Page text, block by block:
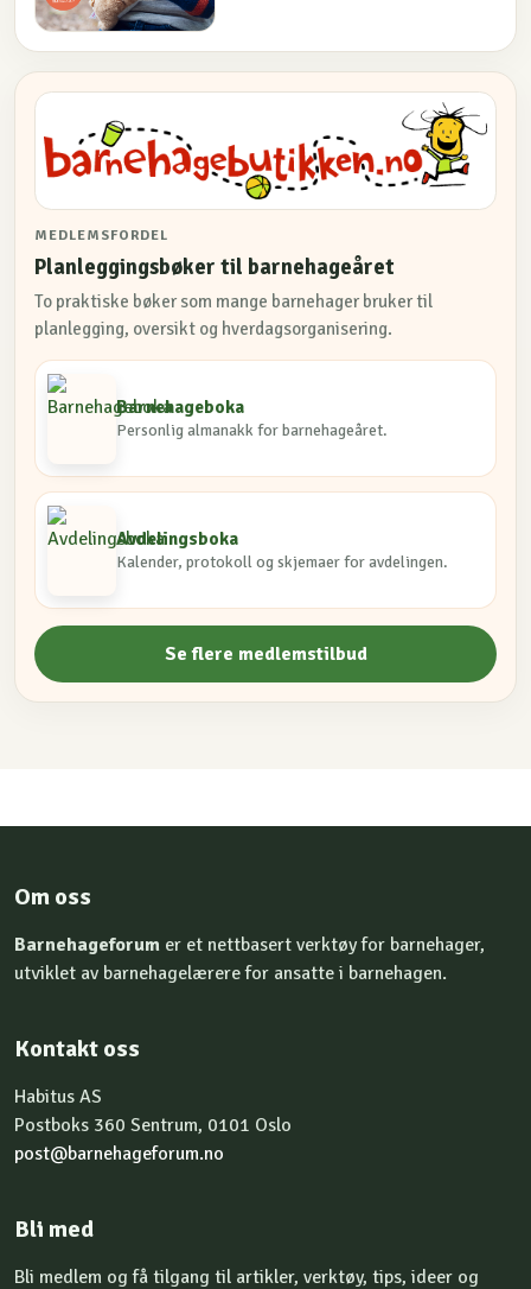
MEDLEMSFORDEL
Planleggingsbøker til barnehageåret
To praktiske bøker som mange barnehager bruker til
planlegging, oversikt og hverdagsorganisering.
Barnehageboka
Personlig almanakk for barnehageåret.
Avdelingsboka
Kalender, protokoll og skjemaer for avdelingen.
Se flere medlemstilbud
Om oss
Barnehageforum er et nettbasert verktøy for barnehager,
utviklet av barnehagelærere for ansatte i barnehagen.
Kontakt oss
Habitus AS
Postboks 360 Sentrum, 0101 Oslo
post@barnehageforum.no
Bli med
Bli medlem og få tilgang til artikler, verktøy, tips, ideer og